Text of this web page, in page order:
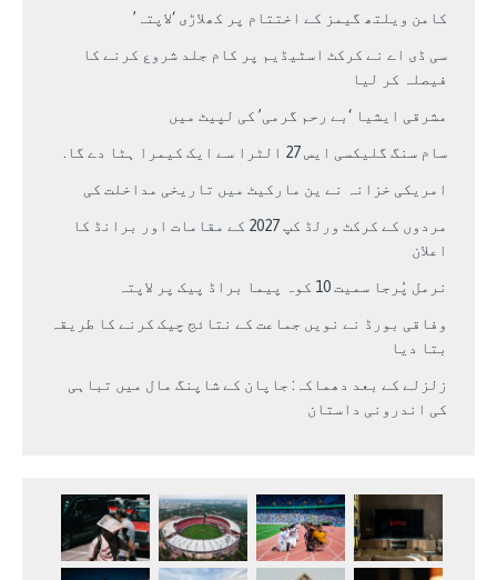
کامن ویلتھ گیمز کے اختتام پر کھلاڑی ‘لاپتہ’
سی ڈی اے نے کرکٹ اسٹیڈیم پر کام جلد شروع کرنے کا
فیصلہ کر لیا
مشرقی ایشیا ‘بے رحم گرمی’ کی لپیٹ میں
سام سنگ گلیکسی ایس 27 الٹرا سے ایک کیمرا ہٹا دے گا.
امریکی خزانہ نے ین مارکیٹ میں تاریخی مداخلت کی
مردوں کے کرکٹ ورلڈ کپ 2027 کے مقامات اور برانڈ کا
اعلان
نرمل پُرجا سمیت 10 کوہ پیما براڈ پیک پر لاپتہ
وفاقی بورڈ نے نویں جماعت کے نتائج چیک کرنے کا طریقہ
بتا دیا
زلزلے کے بعد دھماکہ: جاپان کے شاپنگ مال میں تباہی
کی اندرونی داستان